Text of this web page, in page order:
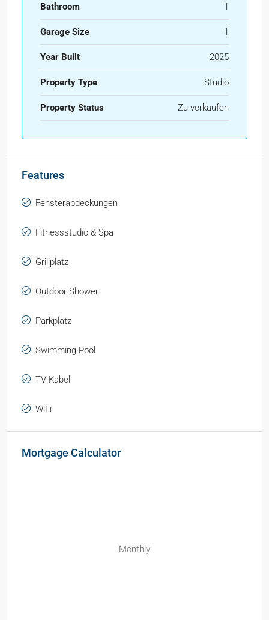
Bathroom 1
Garage Size 1
Year Built 2025
Property Type Studio
Property Status Zu verkaufen
Features
Fensterabdeckungen
Fitnessstudio & Spa
Grillplatz
Outdoor Shower
Parkplatz
Swimming Pool
TV-Kabel
WiFi
Mortgage Calculator
Monthly